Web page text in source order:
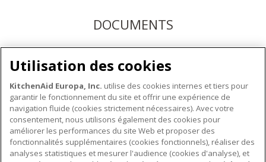
DOCUMENTS
Téléchargez les modes d'emploi ici ou enregistrez votre
produit pour bénéficier du service après-vente KitchenAid
À PROPOS DE KITCHENAID
Utilisation des cookies
KitchenAid Europa, Inc. utilise des cookies internes et tiers pour
garantir le fonctionnement du site et offrir une expérience de
navigation fluide (cookies strictement nécessaires). Avec votre
consentement, nous utilisons également des cookies pour
améliorer les performances du site Web et proposer des
fonctionnalités supplémentaires (cookies fonctionnels), réaliser des
analyses statistiques et mesurer l'audience (cookies d'analyse), et